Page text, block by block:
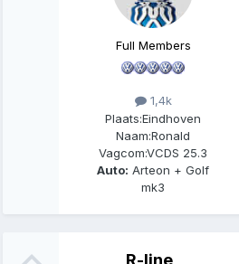
Full Members
1,4k
Plaats:Eindhoven
Naam:Ronald
Vagcom:VCDS 25.3
Auto: Arteon + Golf
mk3
R-line